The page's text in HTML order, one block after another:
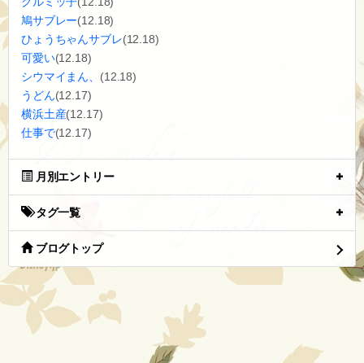
鳩サブレー(12.18)
ひょうちゃんサブレ(12.18)
可愛い(12.18)
シウマイまん、 (12.18)
うどん(12.17)
横浜土産(12.17)
仕事で(12.17)
月別エントリー
タグ一覧
ブログトップ